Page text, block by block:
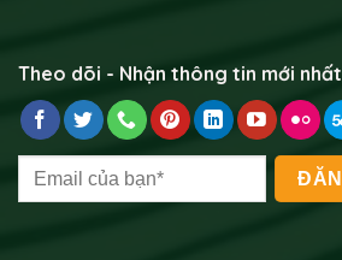
Theo dõi - Nhận thông tin mới nhất